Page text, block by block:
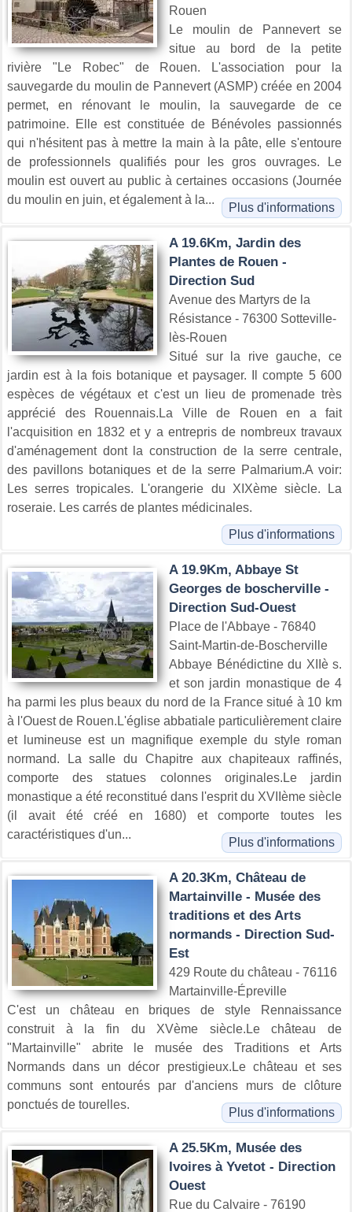
Rouen
Le moulin de Pannevert se
situe au bord de la petite
rivière "Le Robec" de Rouen. L'association pour la
sauvegarde du moulin de Pannevert (ASMP) créée en 2004
permet, en rénovant le moulin, la sauvegarde de ce
patrimoine. Elle est constituée de Bénévoles passionnés
qui n'hésitent pas à mettre la main à la pâte, elle s'entoure
de professionnels qualifiés pour les gros ouvrages. Le
moulin est ouvert au public à certaines occasions (Journée
du moulin en juin, et également à la...
Plus d'informations
A 19.6Km, Jardin des
Plantes de Rouen -
Direction Sud
Avenue des Martyrs de la
Résistance - 76300 Sotteville-
lès-Rouen
Situé sur la rive gauche, ce
jardin est à la fois botanique et paysager. Il compte 5 600
espèces de végétaux et c'est un lieu de promenade très
apprécié des Rouennais.La Ville de Rouen en a fait
l'acquisition en 1832 et y a entrepris de nombreux travaux
d'aménagement dont la construction de la serre centrale,
des pavillons botaniques et de la serre Palmarium.A voir:
Les serres tropicales. L'orangerie du XIXème siècle. La
roseraie. Les carrés de plantes médicinales.
Plus d'informations
A 19.9Km, Abbaye St
Georges de boscherville -
Direction Sud-Ouest
Place de l'Abbaye - 76840
Saint-Martin-de-Boscherville
Abbaye Bénédictine du XIIè s.
et son jardin monastique de 4
ha parmi les plus beaux du nord de la France situé à 10 km
à l'Ouest de Rouen.L'église abbatiale particulièrement claire
et lumineuse est un magnifique exemple du style roman
normand. La salle du Chapitre aux chapiteaux raffinés,
comporte des statues colonnes originales.Le jardin
monastique a été reconstitué dans l'esprit du XVIIème siècle
(il avait été créé en 1680) et comporte toutes les
caractéristiques d'un...
Plus d'informations
A 20.3Km, Château de
Martainville - Musée des
traditions et des Arts
normands - Direction Sud-
Est
429 Route du château - 76116
Martainville-Épreville
C'est un château en briques de style Rennaissance
construit à la fin du XVème siècle.Le château de
"Martainville" abrite le musée des Traditions et Arts
Normands dans un décor prestigieux.Le château et ses
communs sont entourés par d'anciens murs de clôture
ponctués de tourelles.
Plus d'informations
A 25.5Km, Musée des
Ivoires à Yvetot - Direction
Ouest
Rue du Calvaire - 76190